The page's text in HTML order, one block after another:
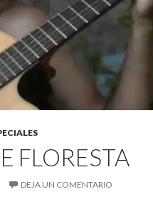
FLORESTA
DEJA UN COMENTARIO